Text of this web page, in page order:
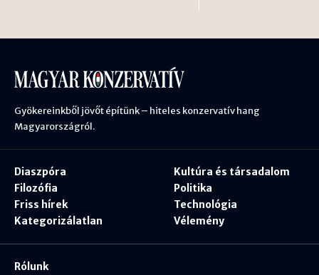
Gyökereinkből jövőt építünk – hiteles konzervatív hang
Magyarországról.
Diaszpóra
Filozófia
Friss hírek
Kategorizálatlan
Kultúra és társadalom
Politika
Technológia
Vélemény
Rólunk